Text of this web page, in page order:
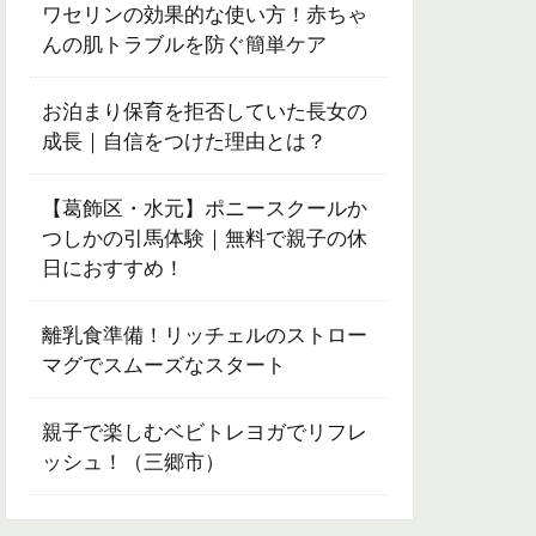
ワセリンの効果的な使い方！赤ちゃ
んの肌トラブルを防ぐ簡単ケア
お泊まり保育を拒否していた長女の
成長｜自信をつけた理由とは？
【葛飾区・水元】ポニースクールか
つしかの引馬体験｜無料で親子の休
日におすすめ！
離乳食準備！リッチェルのストロー
マグでスムーズなスタート
親子で楽しむベビトレヨガでリフレ
ッシュ！（三郷市）